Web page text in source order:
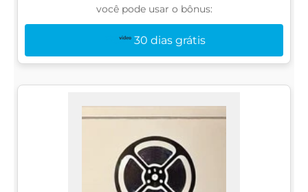
você pode usar o bônus:
30 dias grátis